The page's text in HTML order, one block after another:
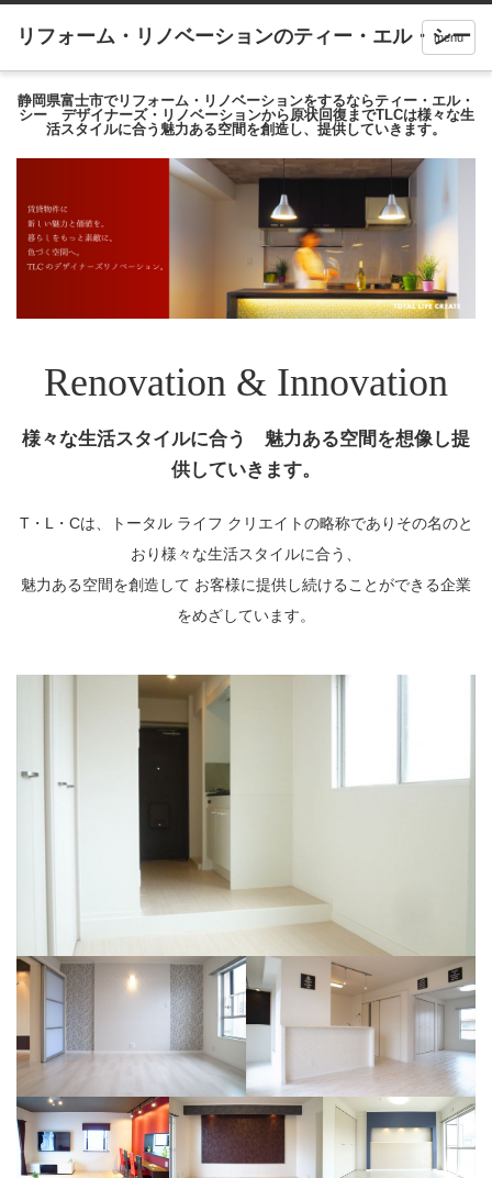
menu
静岡県富士市でリフォーム・リノベーションをするならティー・エル・
シー デザイナーズ・リノベーションから原状回復までTLCは様々な生
活スタイルに合う魅力ある空間を創造し、提供していきます。
Renovation & Innovation
様々な生活スタイルに合う 魅力ある空間を想像し提
供していきます。
T・L・Cは、トータル ライフ クリエイトの略称でありその名のと
おり様々な生活スタイルに合う、
魅力ある空間を創造して お客様に提供し続けることができる企業
をめざしています。